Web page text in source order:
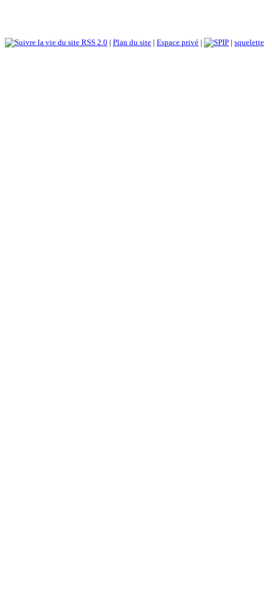
RSS 2.0 | Plan du site | Espace privé | | squelette